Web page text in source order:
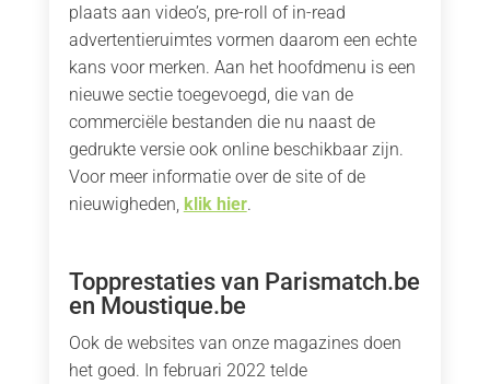
plaats aan video’s, pre-roll of in-read
advertentieruimtes vormen daarom een echte
kans voor merken. Aan het hoofdmenu is een
nieuwe sectie toegevoegd, die van de
commerciële bestanden die nu naast de
gedrukte versie ook online beschikbaar zijn.
Voor meer informatie over de site of de
nieuwigheden, klik hier.
Topprestaties van Parismatch.be
en Moustique.be
Ook de websites van onze magazines doen
het goed. In februari 2022 telde